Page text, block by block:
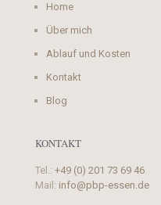
Home
Über mich
Ablauf und Kosten
Kontakt
Blog
KONTAKT
Tel.: +49 (0) 201 73 69 46
Mail: info@pbp-essen.de